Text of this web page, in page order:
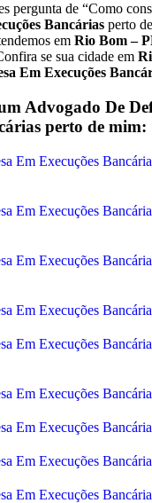
pergunta de “Como
Bancárias perto
em Rio Bom –
se sua cidade em
Em Execuções
Advogado De
perto de mim:
Em Execuções
Em Execuções
Em Execuções
Em Execuções
Em Execuções
Em Execuções
Em Execuções
Em Execuções
Em Execuções